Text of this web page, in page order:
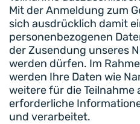
Mit der Anmeldung zum
sich ausdrücklich damit
personenbezogenen
der Zusendung unseres
werden dürfen. Im
werden Ihre Daten wie
weitere für die Teilnahme
erforderliche
und verarbeitet.